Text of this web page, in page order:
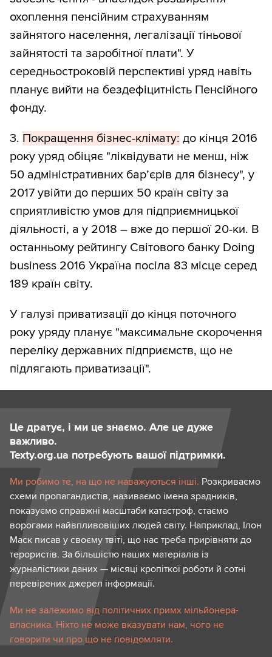
охоплення пенсійним страхуванням
зайнятого населення, легалізації тіньової
зайнятості та заробітної плати". У
середньостроковій перспективі уряд навіть
планує вийти на бездефіцитність Пенсійного
фонду.
3. Покращення бізнес-клімату: до кінця 2016
року уряд обіцяє "ліквідувати не менш, ніж
50 адміністративних бар’єрів для бізнесу", у
2017 увійти до перших 50 країн світу за
сприятливістю умов для підприємницької
діяльності, а у 2018 – вже до першої 20-ки. В
останньому рейтингу Світового банку Doing
business 2016 Україна посіла 83 місце серед
189 країн світу.
У галузі приватизації до кінця поточного
року уряду планує "максимальне скорочення
переліку державних підприємств, що не
підлягають приватизації".
Це дратує, і ми це знаємо. Але це дуже
важливо.
Texty.org.ua потребують вашої підтримки.
Ми робимо те, на що не наважуються інші. Розкриваємо
схеми пропагандистів, називаємо імена зрадників,
показуємо справжні масштаби катастроф, стаємо
ворогами найвпливовіших людей світу. Наприклад, Ілон
Маск писав у своєму твіті, що нас треба прирівняти до
терористів. За більшістю наших матеріалів із
журналістики даних — місяці кропіткої роботи й сотні
перевірених джерел інформації.
Ми не залежимо від політичних примх мільйонера-
власника. Ніхто не може вказувати нам, чого не
говорити чи про що не повідомляти.